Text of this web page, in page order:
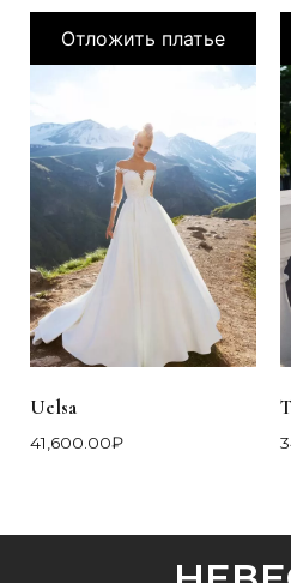
Отложить платье
Uelsa
41,600.00₽